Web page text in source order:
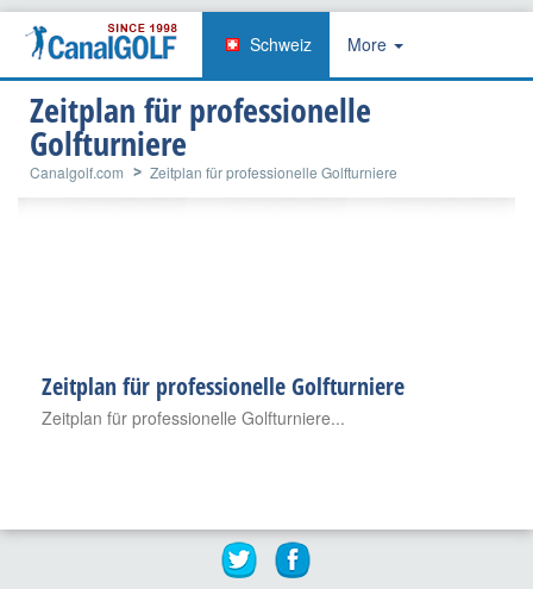
Schweiz More
Zeitplan für professionelle
Golfturniere
Canalgolf.com Zeitplan für professionelle Golfturniere
Zeitplan für professionelle Golfturniere
Zeitplan für professionelle Golfturniere...